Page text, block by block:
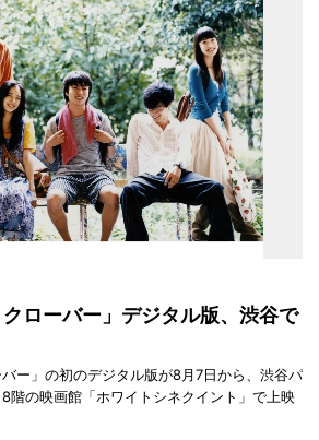
ローバー」デジタル版、渋谷で
ー」の初のデジタル版が8月7日から、渋谷パ
階の映画館「ホワイトシネクイント」で上映